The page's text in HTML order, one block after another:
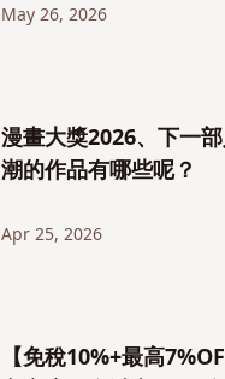
May 26, 2026
漫畫大獎2026、下一
潮的作品有哪些呢？
Apr 25, 2026
【免稅10%+最高